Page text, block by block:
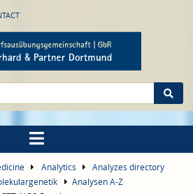
Analytics
Analyzes directory
Analysen A-Z